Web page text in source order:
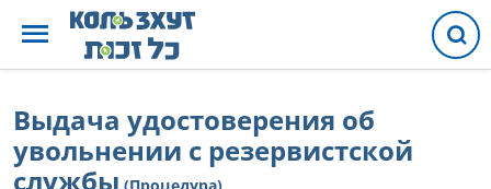
Выдача удостоверения об
увольнении с резервистской
службы